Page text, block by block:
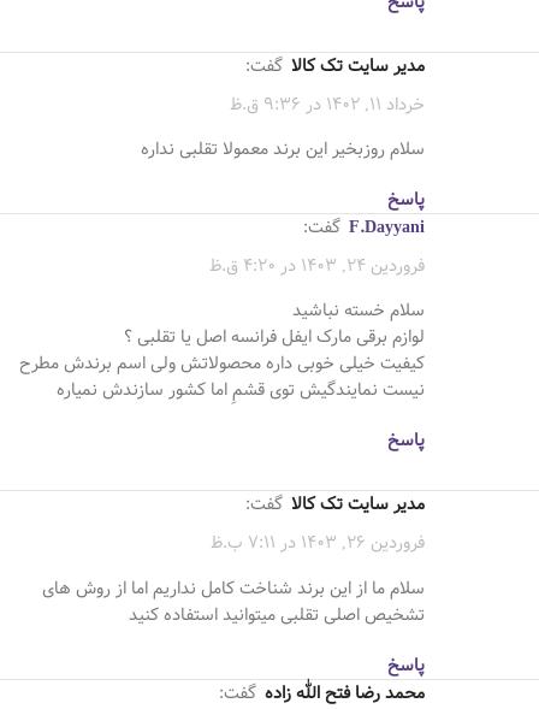
مدیر سایت تک کالا گفت:
خرداد 11, 1402 در 9:36 ق.ظ
سلام روزبخیر این برند معمولا تقلبی نداره
پاسخ
F.Dayyani
گفت:
فروردین 24, 1403 در 4:20 ق.ظ
سلام خسته نباشید
لوازم برقی مارک ایفل فرانسه اصل یا تقلبی ؟
کیفیت خیلی خوبی داره محصولاتش ولی اسم برندش مطرح
نیست نمایندگیش توی قشمِ اما کشور سازندش نمیاره
پاسخ
مدیر سایت تک کالا گفت:
فروردین 26, 1403 در 7:11 ب.ظ
سلام ما از این برند شناخت کامل نداریم اما از روش های
تشخیص اصلی تقلبی میتوانید استفاده کنید
پاسخ
محمد رضا فتح الله زاده گفت: